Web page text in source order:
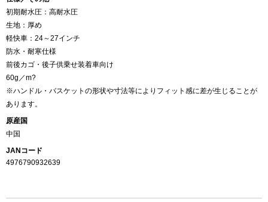
初期耐水圧：高耐水圧
生地：厚め
軽快車：24～27インチ
防水・耐寒仕様
前後カゴ・後子供乗せ装着車向け
60g／m?
※ハンドル・バスケットの形状や寸法等によりフィット感に差が生じることが
あります。
原産国
中国
JANコード
4976790932639